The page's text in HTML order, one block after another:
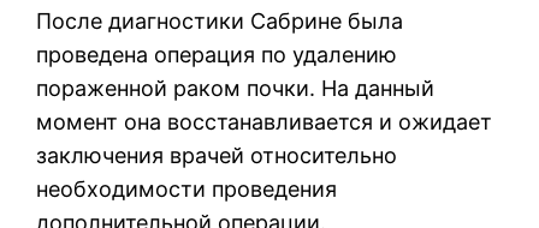
После диагностики Сабрине была
проведена операция по удалению
пораженной раком почки. На данный
момент она восстанавливается и ожидает
заключения врачей относительно
необходимости проведения
дополнительной операции.